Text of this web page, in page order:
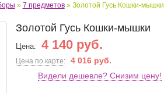
» 7 предметов» Золотой Гусь Кошки-мышки
Золотой Гусь Кошки-мышки
Цена: 4 140 руб.
Цена по карте:
4 016 руб.
Видели дешевле? Снизим цену!